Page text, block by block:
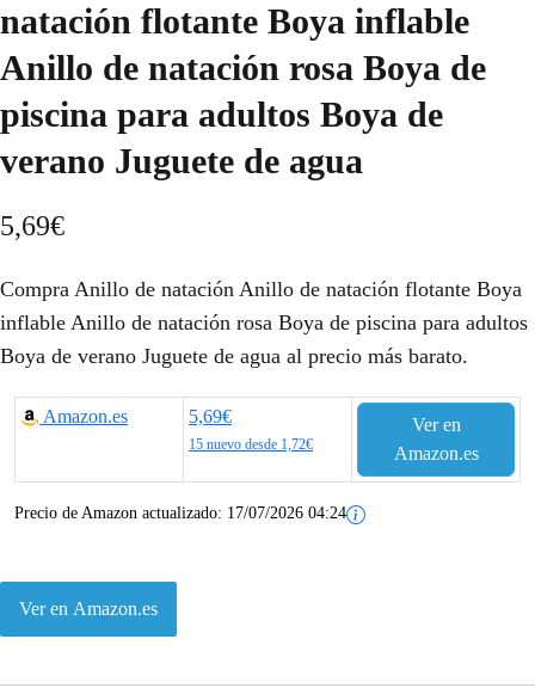
natación flotante Boya inflable
Anillo de natación rosa Boya de
piscina para adultos Boya de
verano Juguete de agua
5,69€
Compra Anillo de natación Anillo de natación flotante Boya
inflable Anillo de natación rosa Boya de piscina para adultos
Boya de verano Juguete de agua al precio más barato.
Amazon.es 5,69€
15 nuevo desde 1,72€
Ver en
Amazon.es
Precio de Amazon actualizado: 17/07/2026 04:24
Ver en Amazon.es